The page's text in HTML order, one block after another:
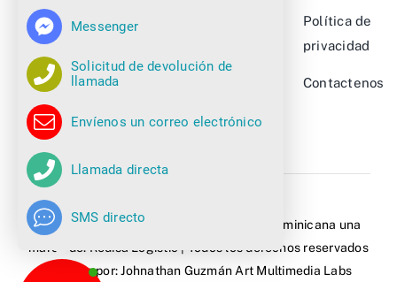
Clientes
Sobre
Nosotros
Novedades
Política de
privacidad
Contactenos
© Copyright 2021 - 2026 | Montacargas Dominicana una
marca de: Redisa Logistic | Todos los derechos reservados
| Design por: Johnathan Guzmán Art Multimedia Labs
Messenger
Solicitud de devolución de
llamada
Envíenos un correo electrónico
Llamada directa
SMS directo